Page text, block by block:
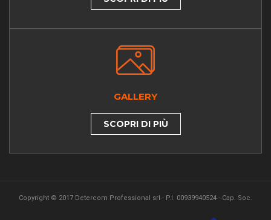
GALLERY
SCOPRI DI PIÙ
Copyright © 2017 Detercom Professional srl - P.I. 00939940524 - Cap. Soc.